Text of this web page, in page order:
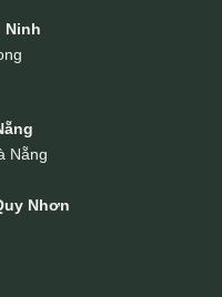
Ninh
Nẵng
Nhơn